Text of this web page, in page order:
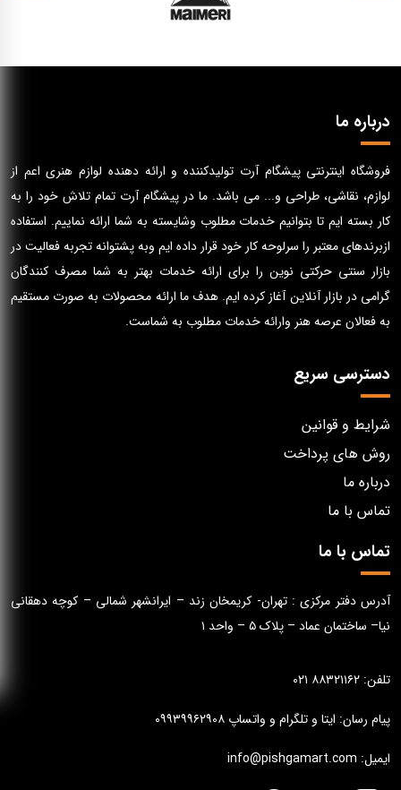
درباره ما
فروشگاه اینترنتی پیشگام آرت تولیدکننده و ارائه دهنده لوازم هنری اعم از
لوازم، نقاشی، طراحی و... می باشد. ما در پیشگام آرت تمام تلاش خود را به
کار بسته ایم تا بتوانیم خدمات مطلوب وشایسته به شما ارائه نماییم. استفاده
ازبرندهای معتبر را سرلوحه کار خود قرار داده ایم وبه پشتوانه تجربه فعالیت در
بازار سنتی حرکتی نوین را برای ارائه خدمات بهتر به شما مصرف کنندگان
گرامی در بازار آنلاین آغاز کرده ایم. هدف ما ارائه محصولات به صورت مستقیم
به فعالان عرصه هنر وارائه خدمات مطلوب به شماست.
دسترسی سریع
شرایط و قوانین
روش های پرداخت
درباره ما
تماس با ما
تماس با ما
آدرس دفتر مرکزی : تهران- کریمخان زند – ایرانشهر شمالی – کوچه دهقانی
نیا– ساختمان عماد – پلاک ۵ – واحد ۱
تلفن: ۸۸۳۲۱۱۶۲ ۰۲۱
پیام رسان: ایتا و تلگرام و واتساپ ۰۹۹۳۹۹۶۲۹۰۸
ایمیل: info@pishgamart.com